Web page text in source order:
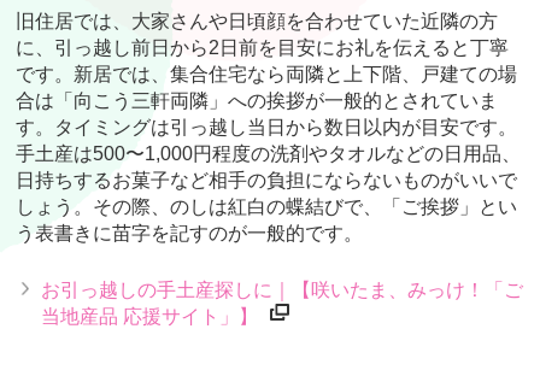
旧住居では、大家さんや日頃顔を合わせていた近隣の方
に、引っ越し前日から2日前を目安にお礼を伝えると丁寧
です。新居では、集合住宅なら両隣と上下階、戸建ての場
合は「向こう三軒両隣」への挨拶が一般的とされていま
す。タイミングは引っ越し当日から数日以内が目安です。
手土産は500〜1,000円程度の洗剤やタオルなどの日用品、
日持ちするお菓子など相手の負担にならないものがいいで
しょう。その際、のしは紅白の蝶結びで、「ご挨拶」とい
う表書きに苗字を記すのが一般的です。
お引っ越しの手土産探しに｜【咲いたま、みっけ！「ご
当地産品 応援サイト」】